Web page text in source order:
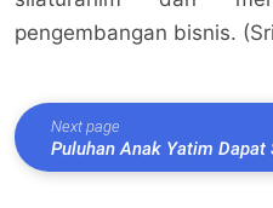
pengembangan bisnis.
Next page
Puluhan Anak Yatim Dapat
Ulang Tahun Pertama